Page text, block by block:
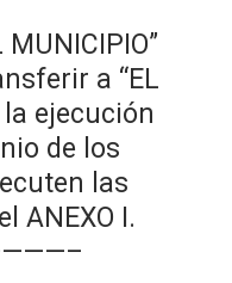
MUNICIPIO”
a “EL
la ejecución
de los
las
ANEXO I.